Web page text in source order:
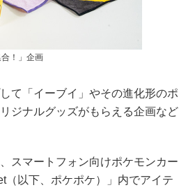
！」企画
て「イーブイ」やその進化形のポ
ジナルグッズがもらえる企画など
スマートフォン向けポケモンカー
（以下、ポケポケ）」内でアイテ